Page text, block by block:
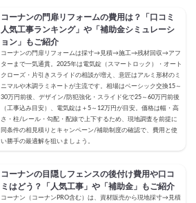
コーナンの門扉リフォームの費用は？「口コミ
人気工事ランキング」や「補助金シミュレーシ
ョン」もご紹介
コーナンの門扉リフォームは採寸→見積→施工→残材回収→アフ
ターまで一気通貫。2025年は電気錠（スマートロック）・オート
クローズ・片引きスライドの相談が増え、意匠はアルミ形材のミ
ニマルや木調ラミネートが主流です。相場はベーシック交換15～
30万円前後、デザイン/防犯強化・スライド化で25～60万円前後
（工事込み目安）、電気錠は＋5～12万円が目安。価格は幅・高
さ・柱/レール・勾配・配線で上下するため、現地調査を前提に
同条件の相見積りとキャンペーン/補助制度の確認で、費用と使
い勝手の最適解を狙いましょう。
コーナンの目隠しフェンスの後付け費用や口コ
ミはどう？「人気工事」や「補助金」もご紹介
コーナン（コーナンPRO含む）は、資材販売から現地採寸→見積